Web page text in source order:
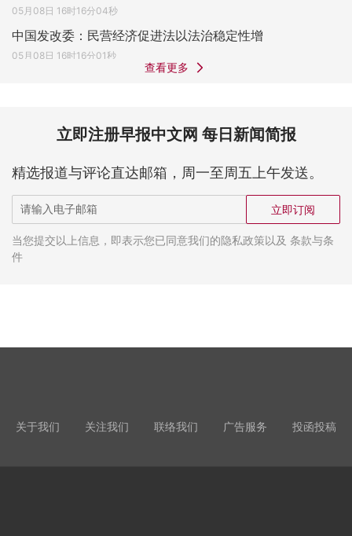
05月08日 16时16分04秒
中国发改委：民营经济促进法以法治稳定性增
05月08日 16时16分01秒
查看更多
立即注册早报中文网 每日新闻简报
精选报道与评论直达邮箱，周一至周五上午发送。
立即订阅
当您提交以上信息，即表示您已同意我们的隐私政策以及 条款与条
件
关于我们 关注我们 联络我们 广告服务 投函投稿